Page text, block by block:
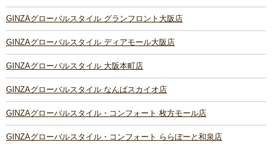
GINZAグローバルスタイル グランフロント大阪店
GINZAグローバルスタイル ディアモール大阪店
GINZAグローバルスタイル 大阪本町店
GINZAグローバルスタイル なんばスカイオ店
GINZAグローバルスタイル・コンフォート 枚方モール店
GINZAグローバルスタイル・コンフォート ららぽーと和泉店